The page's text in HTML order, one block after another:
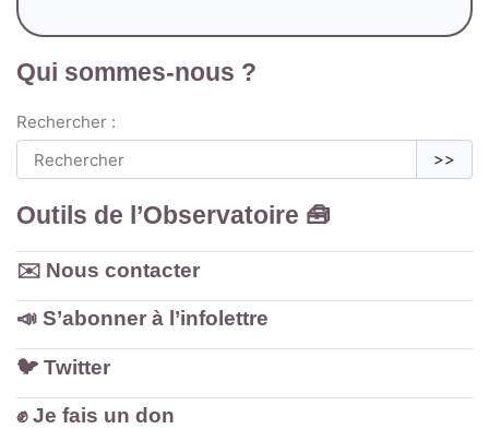
Qui sommes-nous ?
Rechercher :
>>
Outils de l’Observatoire 🧰
✉️ Nous contacter
📣 S’abonner à l’infolettre
🐦️ Twitter
✊ Je fais un don